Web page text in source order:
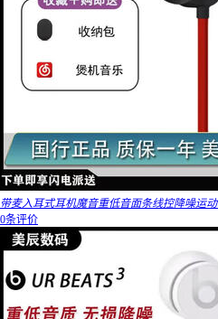
带麦入耳式耳机魔音重低音面条线控降噪运
0条评价